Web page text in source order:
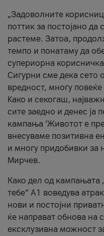
„Задоволните
поттик за постојано да
растеме. Затоа,
темпо и понатаму да
супериорна
Сигурни сме дека сето
вредност, многу
Kако и секогаш,
сите заедно и денес ја
кампања ‘Животот е
внесуваме позитивна
и многу придобивки за
Мирчев.
Како дел од кампањата
тебе“ А1 воведува
нови и постојни
ќе направат обнова на
ексклузивна можност